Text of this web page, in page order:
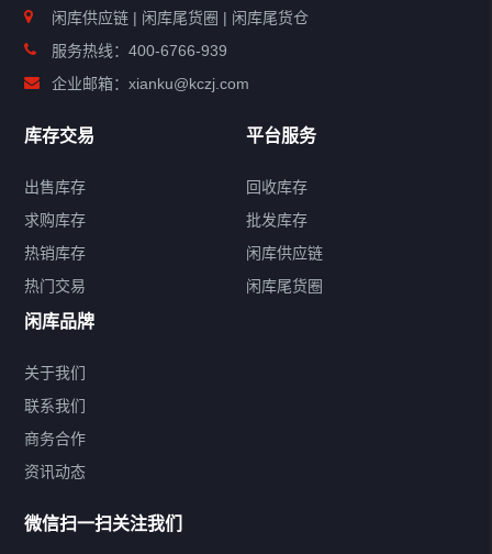
精品库存尾货
闲库供应链 | 闲库尾货圈 | 闲库尾货仓
服务热线：400-6766-939
企业邮箱：xianku@kczj.com
库存交易
出售库存
求购库存
热销库存
热门交易
平台服务
回收库存
批发库存
闲库供应链
闲库尾货圈
闲库品牌
关于我们
联系我们
商务合作
资讯动态
微信扫一扫关注我们